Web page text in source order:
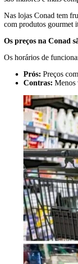
Nas lojas Conad tem
com produtos gourmet
Os preços na Conad
Os horários de
Prós: Preços
Contras: Menos